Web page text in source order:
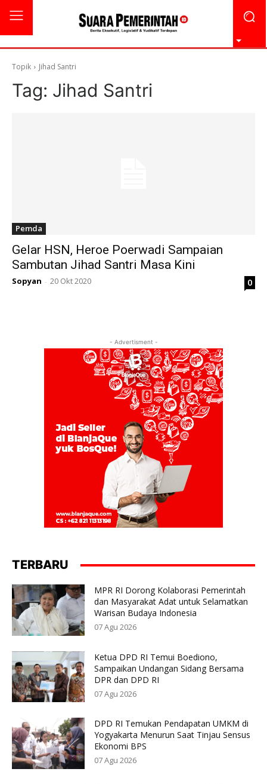
Topik Jihad Santri
Tag: Jihad Santri
Pemda
Gelar HSN, Heroe Poerwadi Sampaian
Sambutan Jihad Santri Masa Kini
Sopyan - 20 Okt 2020 0
- Advertisment -
TERBARU
MPR RI Dorong Kolaborasi Pemerintah
dan Masyarakat Adat untuk Selamatkan
Warisan Budaya Indonesia
07 Agu 2026
Ketua DPD RI Temui Boediono,
Sampaikan Undangan Sidang Bersama
DPR dan DPD RI
07 Agu 2026
DPD RI Temukan Pendapatan UMKM di
Yogyakarta Menurun Saat Tinjau Sensus
Ekonomi BPS
07 Agu 2026